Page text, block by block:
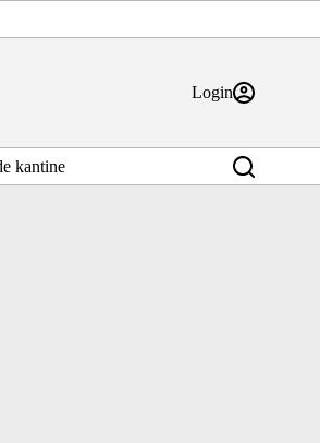
Login
kantine